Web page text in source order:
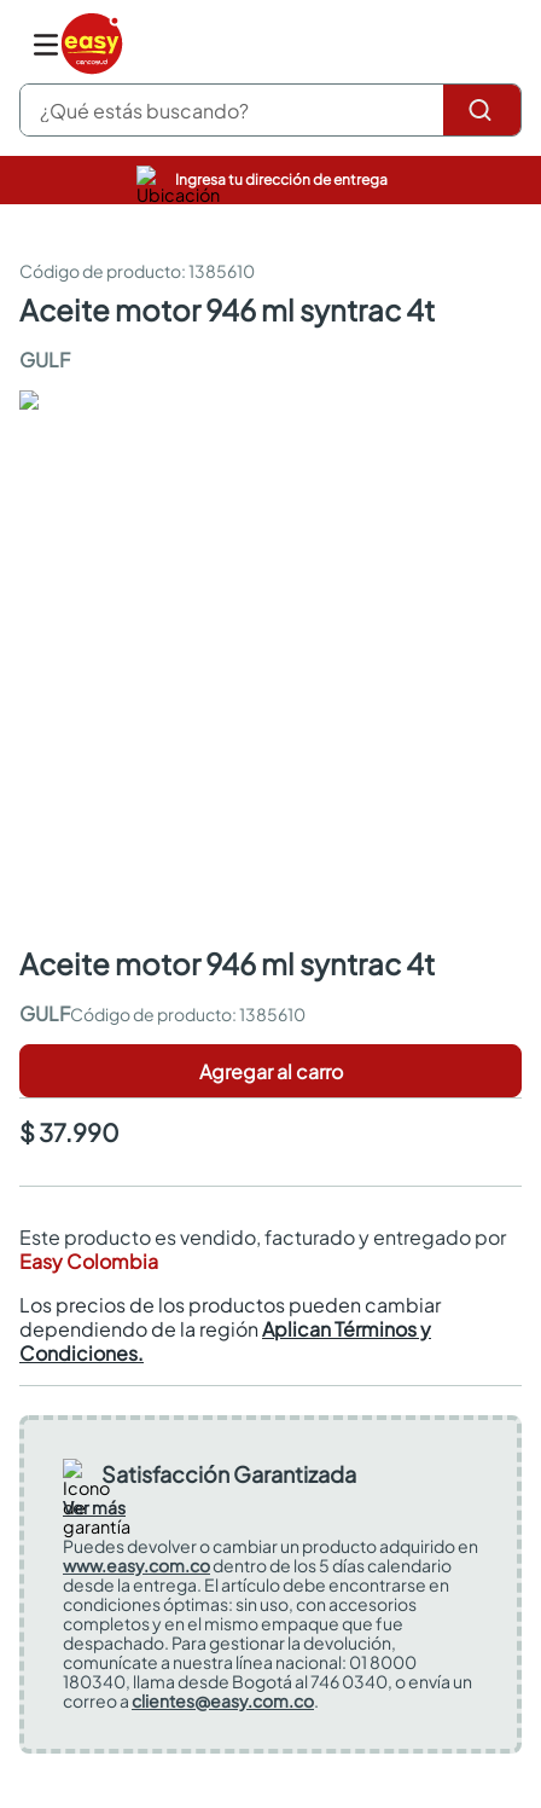
¿Qué estás buscando?
Ingresa tu dirección de entrega
:1385610
aceite motor 946 ml syntrac 4t
GULF
aceite motor 946 ml syntrac 4t
GULF :1385610
Agregar al carro
$ 37.990
Este producto es vendido, facturado y entregado por
Easy Colombia
Los precios de los productos pueden cambiar
dependiendo de la regiónAplican Términos y
Condiciones.
Satisfacción Garantizada
Ver más
Puedes devolver o cambiar un producto adquirido en
www.easy.com.codentro de los 5 días calendario
desde la entrega. El artículo debe encontrarse en
condiciones óptimas: sin uso, con accesorios
completos y en el mismo empaque que fue
despachado. Para gestionar la devolución,
comunícate a nuestra línea nacional: 01 8000
180340, llama desde Bogotá al 746 0340, o envía un
correo aclientes@easy.com.co.
pinturas
sanitarios
comedor
pisos
armarios closet